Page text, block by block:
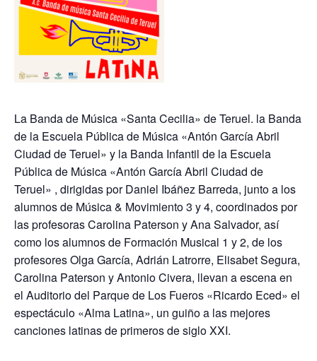
La Banda de Música «Santa Cecilia» de Teruel. la Banda
de la Escuela Pública de Música «Antón García Abril
Ciudad de Teruel» y la Banda Infantil de la Escuela
Pública de Música «Antón García Abril Ciudad de
Teruel» , dirigidas por Daniel Ibáñez Barreda, junto a los
alumnos de Música & Movimiento 3 y 4, coordinados por
las profesoras Carolina Paterson y Ana Salvador, así
como los alumnos de Formación Musical 1 y 2, de los
profesores Olga García, Adrián Latrorre, Elisabet Segura,
Carolina Paterson y Antonio Civera, llevan a escena en
el Auditorio del Parque de Los Fueros «Ricardo Eced» el
espectáculo «Alma Latina», un guiño a las mejores
canciones latinas de primeros de siglo XXI.